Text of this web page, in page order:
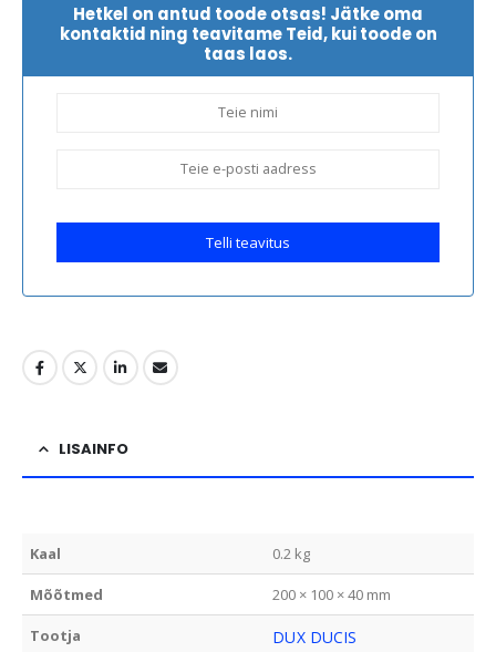
Hetkel on antud toode otsas! Jätke oma
kontaktid ning teavitame Teid, kui toode on
taas laos.
Telli teavitus
LISAINFO
Kaal 0.2 kg
Mõõtmed 200 × 100 × 40 mm
Tootja DUX DUCIS